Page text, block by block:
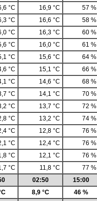
°C 16,9 °C
57 %
°C 16,6 °C
58 %
°C 16,3 °C
60 %
°C 16,0 °C
61 %
°C 15,6 °C
64 %
°C 15,1 °C
66 %
°C 14,6 °C
68 %
°C 14,1 °C
70 %
°C 13,7 °C
72 %
°C 13,2 °C
74 %
°C 12,8 °C
76 %
°C 12,4 °C
76 %
°C 12,1 °C
76 %
°C 11,8 °C
77 %
02:50
15:00
8,9 °C 46 %